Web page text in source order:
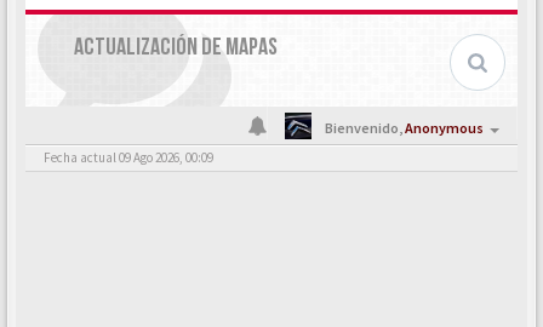
ACTUALIZACIÓN DE MAPAS
Bienvenido,Anonymous
Fecha actual 09 Ago 2026, 00:09